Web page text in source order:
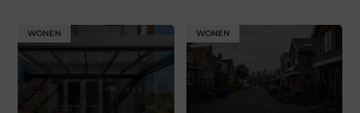
WONEN WONEN